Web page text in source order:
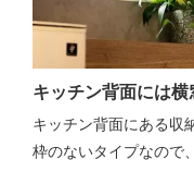
キッチン背面には横
キッチン背面にある収
枠のないタイプなので